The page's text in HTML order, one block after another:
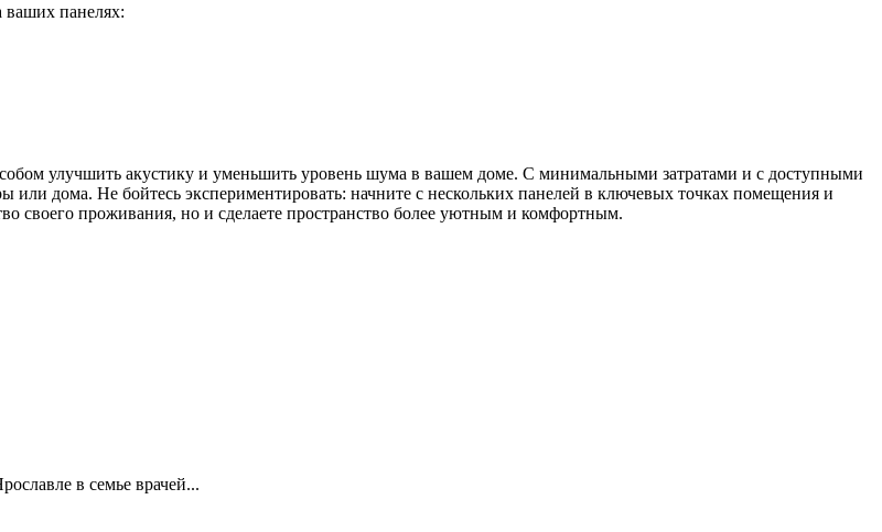
ваших панелях:
улучшить акустику и уменьшить уровень шума в вашем доме. С минимальными затратами и с доступными
дома. Не бойтесь экспериментировать: начните с нескольких панелей в ключевых точках помещения и
своего проживания, но и сделаете пространство более уютным и комфортным.
в семье врачей...